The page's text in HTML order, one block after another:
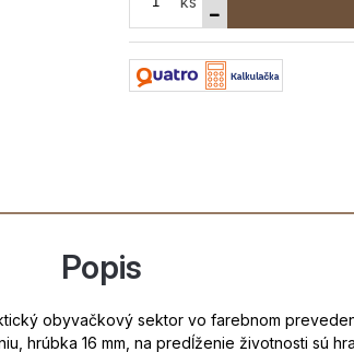
Popis
obyvačkový sektor vo farebnom
hrúbka 16 mm, na predĺženie životnosti sú